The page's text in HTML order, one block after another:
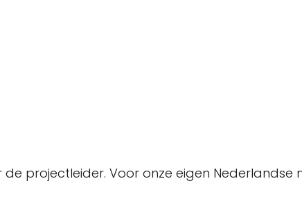
projectleider. Voor onze eigen Nederlandse